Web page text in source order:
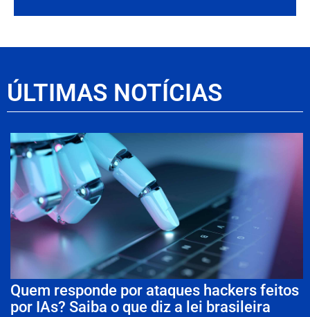
ÚLTIMAS NOTÍCIAS
Quem responde por ataques hackers feitos
por IAs? Saiba o que diz a lei brasileira